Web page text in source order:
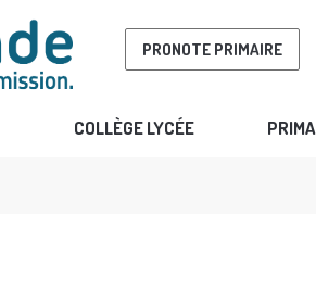
PRONOTE PRIMAIRE
COLLÈGE LYCÉE